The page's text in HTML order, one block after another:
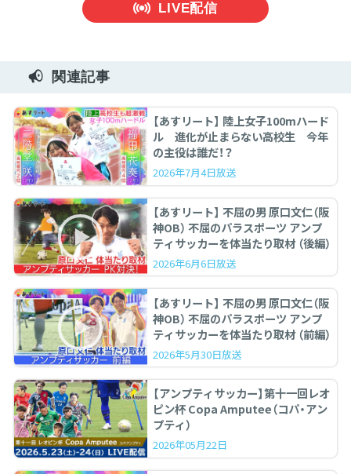
LIVE配信
関連記事
【あすリート】 陸上女子100mハード
ル 進化が止まらない高校生 今年
の主役は誰だ！？
2026年7月4日放送
【あすリート】 不屈の男 原口文仁（阪
神OB） 不屈のパラスポーツ アンプ
ティサッカーを体当たり取材 （後編）
2026年6月6日放送
【あすリート】 不屈の男 原口文仁（阪
神OB） 不屈のパラスポーツ アンプ
ティサッカーを体当たり取材 （前編）
2026年5月30日放送
【アンプティサッカー】第十一回レオ
ピン杯 Copa Amputee（コパ・アン
プティ）
2026年05月22日